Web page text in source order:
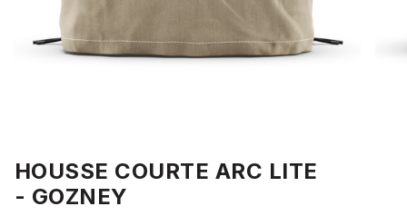
HOUSSE COURTE ARC LITE
- GOZNEY